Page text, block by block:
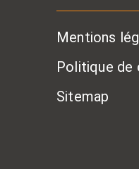
Mentions
Politique de
Sitemap